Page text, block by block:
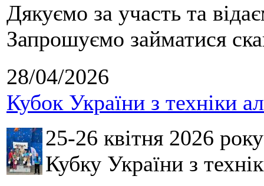
Дякуємо за участь та
Запрошуємо займатися
28/04/2026
Кубок України з техніки
25-26 квітня 2026
Кубку України з